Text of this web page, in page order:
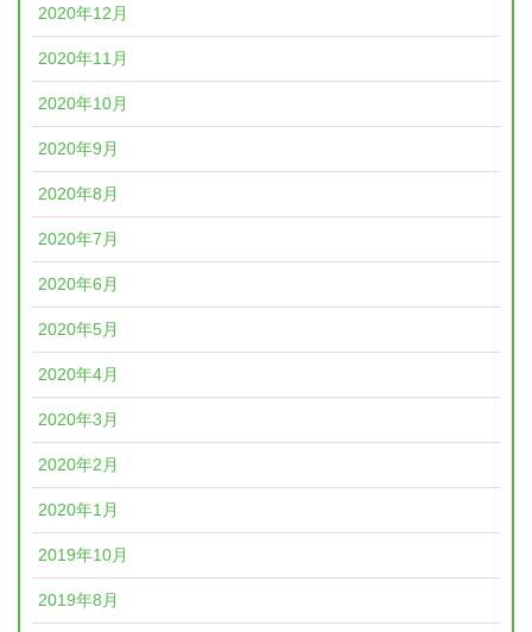
2020年12月
2020年11月
2020年10月
2020年9月
2020年8月
2020年7月
2020年6月
2020年5月
2020年4月
2020年3月
2020年2月
2020年1月
2019年10月
2019年8月